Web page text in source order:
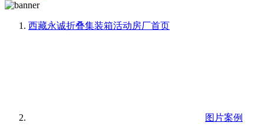
西藏永诚折叠集装箱活动房厂首页
图片案例